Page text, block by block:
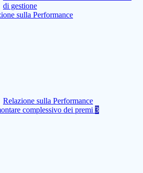
di gestione
sulla Performance
Relazione sulla Performance
complessivo dei premi 3